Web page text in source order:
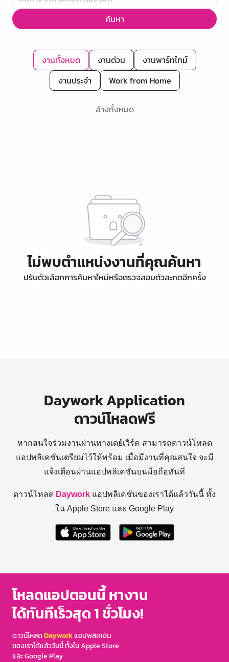
ค้นหา
งานทั้งหมด งานด่วน
งานพาร์ทไทม์
งานประจำ
Work from Home
ล้างทั้งหมด
ไม่พบตำแหน่งงานที่คุณค้นหา
ปรับตัวเลือกการค้นหาใหม่หรือตรวจสอบตัวสะกดอีกครั้ง
Daywork Application
ดาวน์โหลดฟรี
หากสนใจร่วมงานผ่านทางเดย์เวิร์ค สามารถดาวน์โหลด
แอปพลิเคชันเตรียมไว้ให้พร้อม เมื่อมีงานที่คุณสนใจ จะมี
แจ้งเตือนผ่านแอปพลิเคชันบนมือถือทันที
ดาวน์โหลด Daywork แอปพลิเคชันของเราได้แล้ววันนี้ ทั้ง
ใน Apple Store และ Google Play
โหลดแอปตอนนี้ หางาน
ได้ทันทีเร็วสุด 1 ชั่วโมง!
ดาวน์โหลดDayworkแอปพลิเคชัน
ของเราได้แล้ววันนี้ ทั้งใน Apple Store
และ Google Play